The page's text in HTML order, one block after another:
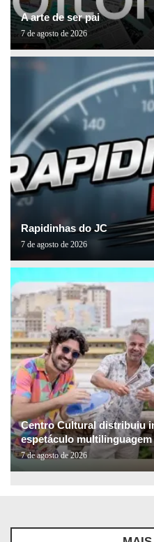
A arte de ser pai
7 de agosto de 2026
Rapidinhas do JC
7 de agosto de 2026
Centro Cultural distribuiu
espetáculo
7 de agosto de 2026